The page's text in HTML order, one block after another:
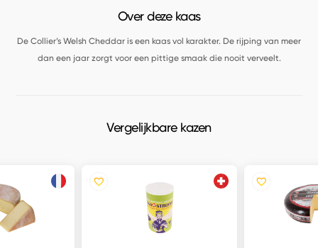
Over deze kaas
De Collier’s Welsh Cheddar is een kaas vol karakter. De rijping van meer
dan een jaar zorgt voor een pittige smaak die nooit verveelt.
Vergelijkbare kazen